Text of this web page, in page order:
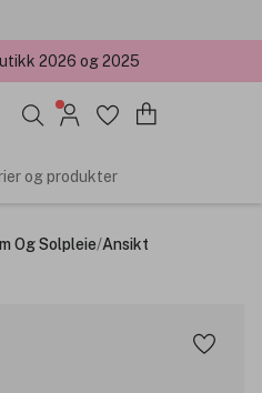
2026 og 2025
og produkter
Og Solpleie/Ansikt